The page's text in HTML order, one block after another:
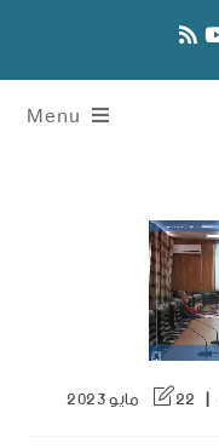
Menu
22 مايو 2023